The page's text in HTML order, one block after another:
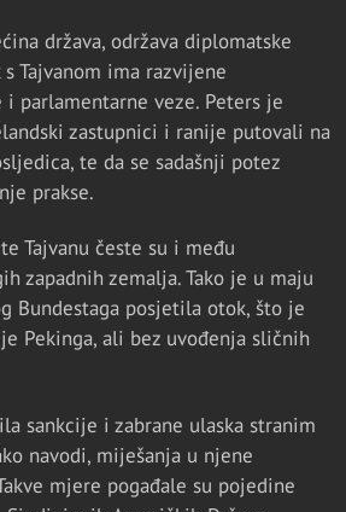
država, održava diplomatske
Tajvanom ima razvijene
parlamentarne veze. Peters je
zastupnici i ranije putovali na
te da se sadašnji potez
prakse.
Tajvanu česte su i među
zapadnih zemalja. Tako je u maju
Bundestaga posjetila otok, što je
Pekinga, ali bez uvođenja sličnih
sankcije i zabrane ulaska stranim
navodi, miješanja u njene
mjere pogađale su pojedine